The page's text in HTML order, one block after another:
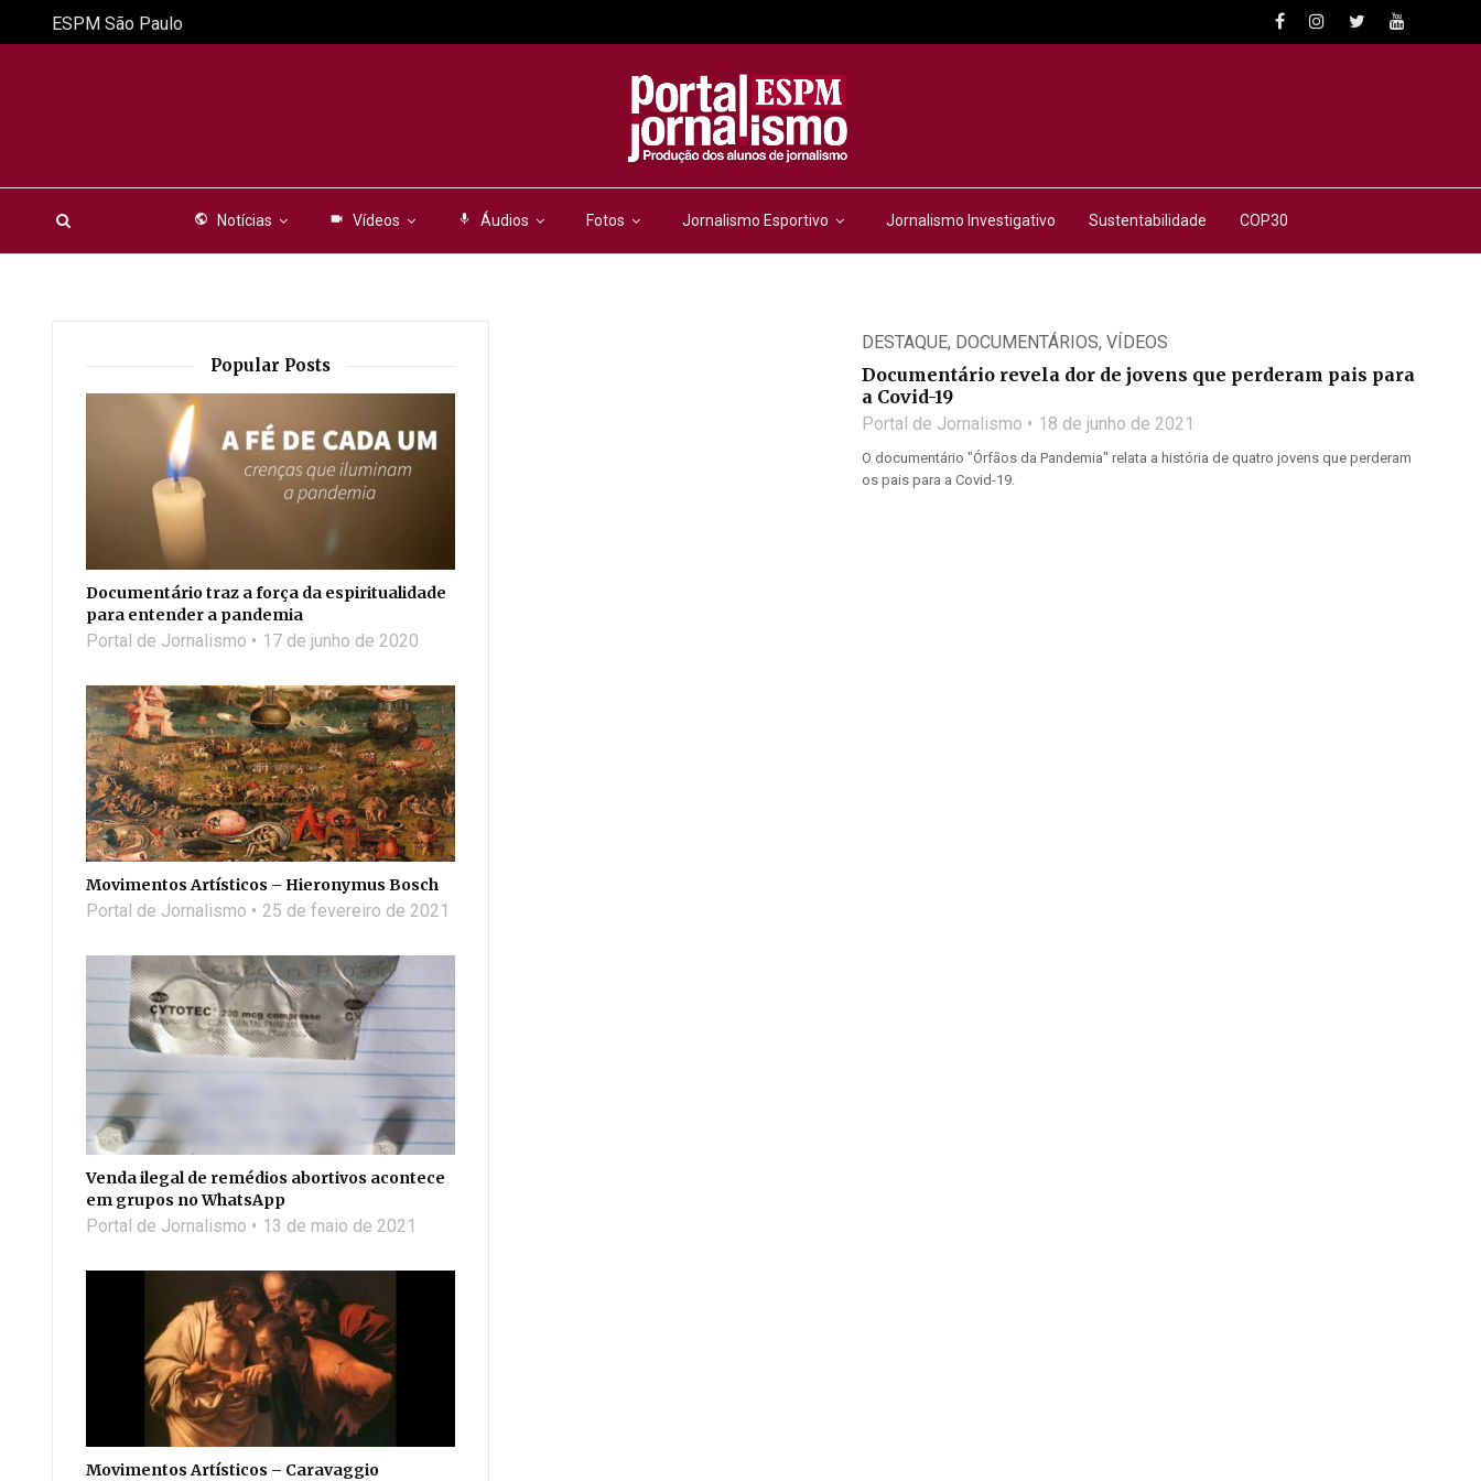
public Notícias videocam Vídeos mic Áudios Fotos Jornalismo Esportivo Jornalismo Investigativo Sustentabilidade COP30
ESPM São Paulo
DESTAQUE, DOCUMENTÁRIOS, VÍDEOS
Documentário revela dor de jovens que perderam pais para
a Covid-19
Portal de Jornalismo 18 de junho de 2021
O documentário "Órfãos da Pandemia" relata a história de quatro jovens que perderam
os pais para a Covid-19.
Popular Posts
Documentário traz a força da espiritualidade
para entender a pandemia
Portal de Jornalismo 17 de junho de 2020
Movimentos Artísticos – Hieronymus Bosch
Portal de Jornalismo 25 de fevereiro de 2021
Venda ilegal de remédios abortivos acontece
em grupos no WhatsApp
Portal de Jornalismo 13 de maio de 2021
Movimentos Artísticos – Caravaggio